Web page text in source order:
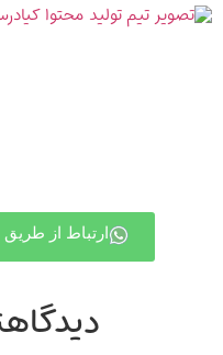
ارتباط از